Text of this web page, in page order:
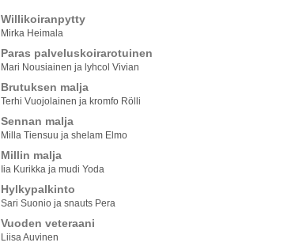
Willikoiranpytty
Mirka Heimala
Paras palveluskoirarotuinen
Mari Nousiainen ja lyhcol Vivian
Brutuksen malja
Terhi Vuojolainen ja kromfo Rölli
Sennan malja
Milla Tiensuu ja shelam Elmo
Millin malja
Iia Kurikka ja mudi Yoda
Hylkypalkinto
Sari Suonio ja snauts Pera
Vuoden veteraani
Liisa Auvinen